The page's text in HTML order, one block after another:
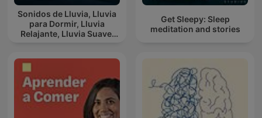
Sonidos de Lluvia, Lluvia
para Dormir, Lluvia
Relajante, Lluvia Suave,
Get Sleepy: Sleep
meditation and stories